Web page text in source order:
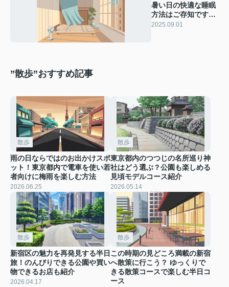
暑い日の快適な睡眠
方法はご存知です
か？快眠グッズや冷
2025.09.01
”散歩”おすすめ記事
散歩
雨の日ならではのお出かけスポ
ット！東京都内で電車を使い若
者向けに梅雨を楽しむ方法
2026.06.25
散歩
東京都内のつつじの名所巡り神
社はどう選ぶ？公園も楽しめる
見頃モデルコース紹介
2026.05.14
散歩
新宿区の魅力を再発見する半日
旅！のんびりできる公園や買い
物できるお店も紹介
2026.04.17
散歩
この時期の見どころ満載の新宿
へ散策に行こう？ ゆっくりで
きる散策コースで楽しむ半日コ
ース